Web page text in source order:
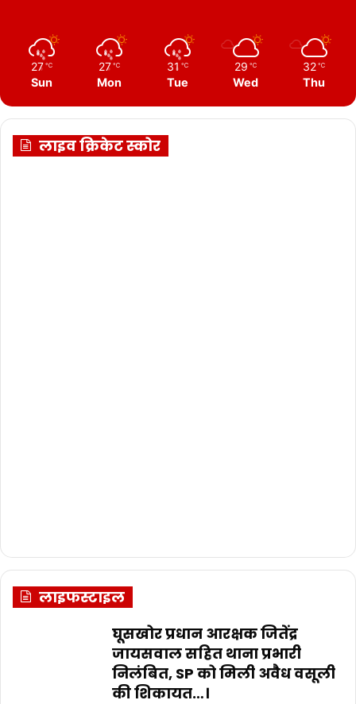
27 ℃
Sun
27 ℃
Mon
31 ℃
Tue
29 ℃
Wed
32 ℃
Thu
लाइव क्रिकेट स्कोर
लाइफस्टाइल
घूसखोर प्रधान आरक्षक जितेंद्र
जायसवाल सहित थाना प्रभारी
निलंबित, SP को मिली अवैध वसूली
की शिकायत…।